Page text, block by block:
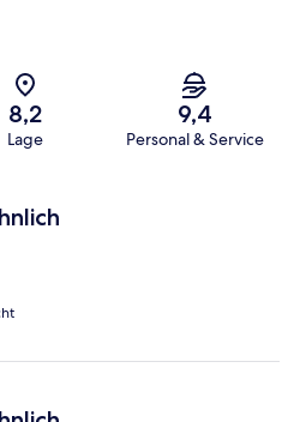
8,2
Lage
9,4
Personal & Service